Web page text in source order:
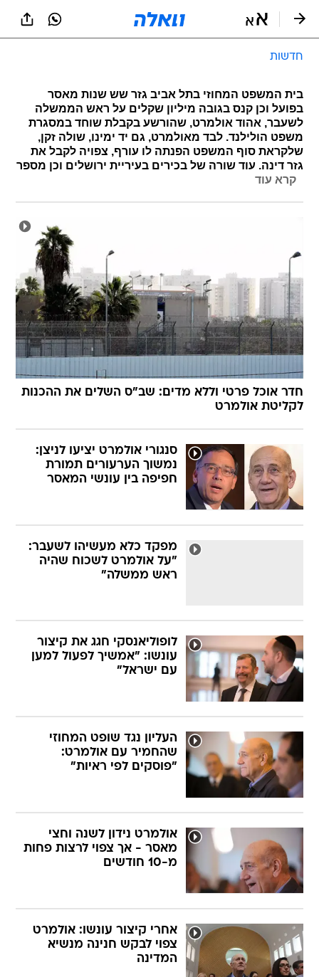
חדשות
בית המשפט המחוזי בתל אביב גזר שש שנות מאסר
בפועל וכן קנס בגובה מיליון שקלים על ראש הממשלה
לשעבר, אהוד אולמרט, שהורשע בקבלת שוחד במסגרת
משפט הולילנד. לבד מאולמרט, גם יד ימינו, שולה זקן,
שלקראת סוף המשפט הפנתה לו עורף, צפויה לקבל את
גזר דינה. עוד שורה של בכירים בעיריית ירושלים וכן מספר
קרא עוד
חדר אוכל פרטי וללא מדים: שב"ס השלים את ההכנות
לקליטת אולמרט
סנגורי אולמרט יציעו לניצן:
נמשוך הערעורים תמורת
חפיפה בין עונשי המאסר
מפקד כלא מעשיהו לשעבר:
"על אולמרט לשכוח שהיה
ראש ממשלה"
לופוליאנסקי חגג את קיצור
עונשו: "אמשיך לפעול למען
עם ישראל"
העליון נגד שופט המחוזי
שהחמיר עם אולמרט:
"פוסקים לפי ראיות"
אולמרט נידון לשנה וחצי
מאסר - אך צפוי לרצות פחות
מ-10 חודשים
אחרי קיצור עונשו: אולמרט
צפוי לבקש חנינה מנשיא
המדינה